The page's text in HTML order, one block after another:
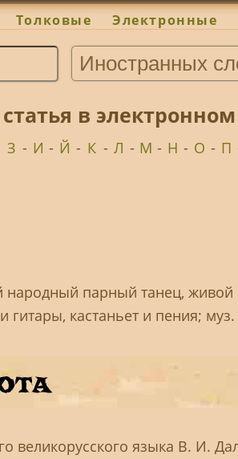
Толковые Электронные
в
З - И - Й - К - Л - М - Н - О - П
народный парный танец,
кастаньет и пения;
великорусского языка В. И.